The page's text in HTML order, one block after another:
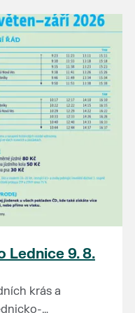
příchod 30
vše na
Pokud
prodejní
přes email
zde v události,
počítat. Počet
Lednice 9. 8.
krás a